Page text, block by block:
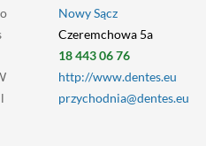
Nowy Sącz
Czeremchowa 5a
18 443 06 76
http://www.dentes.eu
przychodnia@dentes.eu